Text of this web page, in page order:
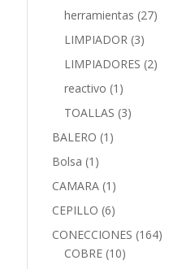
herramientas (27)
LIMPIADOR (3)
LIMPIADORES (2)
reactivo (1)
TOALLAS (3)
BALERO (1)
Bolsa (1)
CAMARA (1)
CEPILLO (6)
CONECCIONES (164)
COBRE (10)